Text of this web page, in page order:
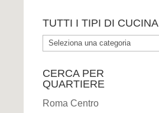
TUTTI I TIPI DI CUCINA
TUTTI
TIPI
DI
CUCINA
CERCA PER
QUARTIERE
Roma Centro